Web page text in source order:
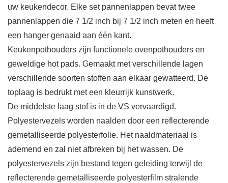
uw keukendecor. Elke set pannenlappen bevat twee
pannenlappen die 7 1/2 inch bij 7 1/2 inch meten en heeft
een hanger genaaid aan één kant.
Keukenpothouders zijn functionele ovenpothouders en
geweldige hot pads. Gemaakt met verschillende lagen
verschillende soorten stoffen aan elkaar gewatteerd. De
toplaag is bedrukt met een kleurrijk kunstwerk.
De middelste laag stof is in de VS vervaardigd.
Polyestervezels worden naalden door een reflecterende
gemetalliseerde polyesterfolie. Het naaldmateriaal is
ademend en zal niet afbreken bij het wassen. De
polyestervezels zijn bestand tegen geleiding terwijl de
reflecterende gemetalliseerde polyesterfilm stralende